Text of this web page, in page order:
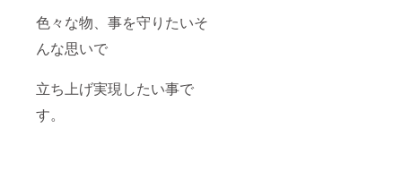
色々な物、事を守りたいそ
んな思いで
立ち上げ実現したい事で
す。